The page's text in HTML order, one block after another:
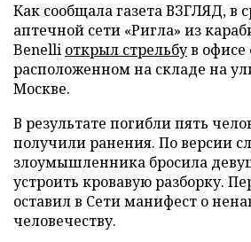
Как сообщала газета ВЗГЛЯД, в
аптечной сети «Ригла» из
Benelli открыл стрельбув
расположенном на складе на
Москве.
В результате погибли пять
получили ранения. По версии
злоумышленника бросила
устроить кровавую разборку.
оставил в Сети манифест о
человечеству.